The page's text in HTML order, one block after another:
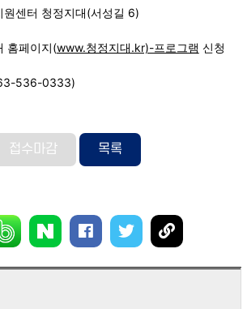
센터 청정지대(서성길 6)
홈페이지(www.청정지대.kr)-프로그램 신청
536-0333)
접수마감 목록